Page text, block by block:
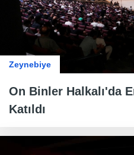
Zeynebiye
On Binler Halkalı'da
Katıldı